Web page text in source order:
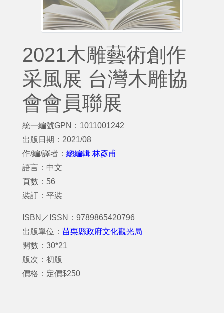
2021木雕藝術創作
采風展 台灣木雕協
會會員聯展
統一編號GPN：1011001242
出版日期：2021/08
作/編/譯者： 總編輯 林彥甫
語言：中文
頁數：56
裝訂：平裝
ISBN／ISSN：9789865420796
出版單位： 苗栗縣政府文化觀光局
開數：30*21
版次：初版
價格：定價$250